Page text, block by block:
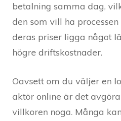
betalning samma dag,
den som vill ha
deras priser ligga något
högre driftskostnader.
Oavsett om du väljer en
aktör online är det
villkoren noga. Många